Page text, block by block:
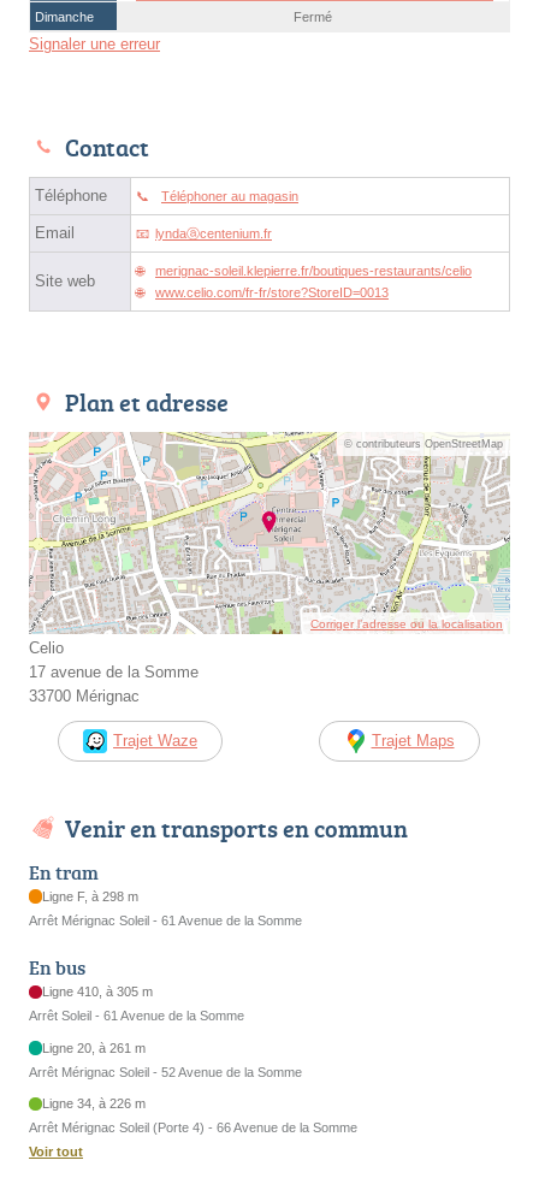
Dimanche
Fermé
Signaler une erreur
Contact
Téléphone Téléphoner au magasin
Email lyndaⓐcentenium.fr
Site web
merignac-soleil.klepierre.fr/boutiques-restaurants/celio
www.celio.com/fr-fr/store?StoreID=0013
Plan et adresse
© contributeurs OpenStreetMap
Corriger l’adresse ou la localisation
Celio
17 avenue de la Somme
33700 Mérignac
Trajet Waze Trajet Maps
Venir en transports en commun
En tram
Ligne F, à 298 m
Arrêt Mérignac Soleil - 61 Avenue de la Somme
En bus
Ligne 410, à 305 m
Arrêt Soleil - 61 Avenue de la Somme
Ligne 20, à 261 m
Arrêt Mérignac Soleil - 52 Avenue de la Somme
Ligne 34, à 226 m
Arrêt Mérignac Soleil (Porte 4) - 66 Avenue de la Somme
Voir tout